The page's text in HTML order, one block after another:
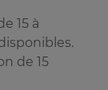
15 à
de 15